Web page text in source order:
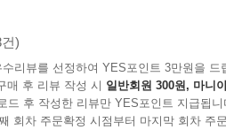
16년 10월 24일에는 재미있는 기록
돌려보다가 마침 정조가 보냈던 사
이란 청나라 초기의 소설인데, 주요
사람과 여자 두 사람, 도합 네 명이
)
리뷰를 선정하여 YES포인트 3만원을 드
매 후 리뷰 작성 시 일반회원 300원, 마니
드 후 작성한 리뷰만 YES포인트 지급됩니
회차 주문확정 시점부터 마지막 회차 주